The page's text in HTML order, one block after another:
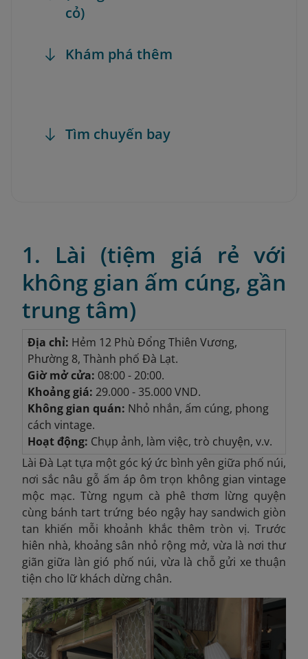
cỏ)
Khám phá thêm
Tìm chuyến bay
1. Lài (tiệm giá rẻ với
không gian ấm cúng, gần
trung tâm)
Địa chỉ: Hẻm 12 Phù Đổng Thiên Vương,
Phường 8, Thành phố Đà Lạt.
Giờ mở cửa: 08:00 - 20:00.
Khoảng giá: 29.000 - 35.000 VND.
Không gian quán: Nhỏ nhắn, ấm cúng, phong
cách vintage.
Hoạt động: Chụp ảnh, làm việc, trò chuyện, v.v.
Lài Đà Lạt tựa một góc ký ức bình yên giữa phố núi,
nơi sắc nâu gỗ ấm áp ôm trọn không gian vintage
mộc mạc. Từng ngụm cà phê thơm lừng quyện
cùng bánh tart trứng béo ngậy hay sandwich giòn
tan khiến mỗi khoảnh khắc thêm tròn vị. Trước
hiên nhà, khoảng sân nhỏ rộng mở, vừa là nơi thư
giãn giữa làn gió phố núi, vừa là chỗ gửi xe thuận
tiện cho lữ khách dừng chân.